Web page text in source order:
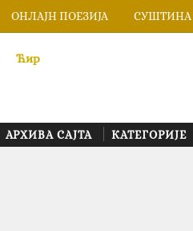
ОНЛАЈН ПОЕЗИЈА СУШТИНА
Ћир
АРХИВА САЈТА КАТЕГОРИЈЕ